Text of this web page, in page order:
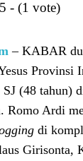
- (1 vote)
– KABAR
Provinsi
(48 tahun)
Romo Ardi
di
Girisonta,